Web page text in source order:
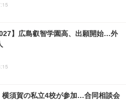
】広島叡智学園高、出願開始…外
横須賀の私立4校が参加…合同相談会